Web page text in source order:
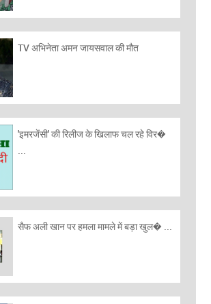
TV अभिनेता अमन जायसवाल की मौत
'इमरजेंसी' की रिलीज के खिलाफ चल रहे विर�
...
सैफ अली खान पर हमला मामले में बड़ा खुल� ...